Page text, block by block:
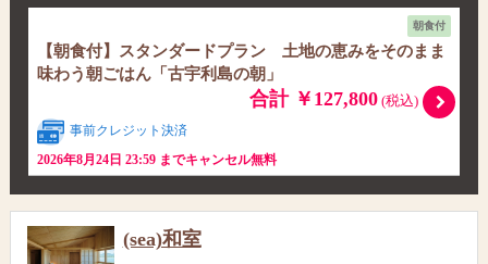
朝食付
【朝食付】スタンダードプラン 土地の恵みをそのまま
味わう朝ごはん「古宇利島の朝」
合計 ￥127,800(税込)
事前クレジット決済
2026年8月24日 23:59 までキャンセル無料
(sea)和室